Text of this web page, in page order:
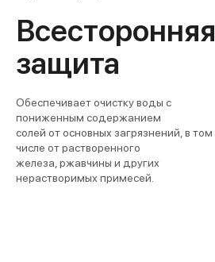
Всесторонняя
защита
Обеспечивает очистку воды с
пониженным содержанием
солей от основных загрязнений, в том
числе от растворенного
железа, ржавчины и других
нерастворимых примесей.